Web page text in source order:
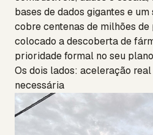
bases de dados gigantes e
cobre centenas de milhões
colocado a descoberta de
prioridade formal no seu
Os dois lados: aceleração
necessária